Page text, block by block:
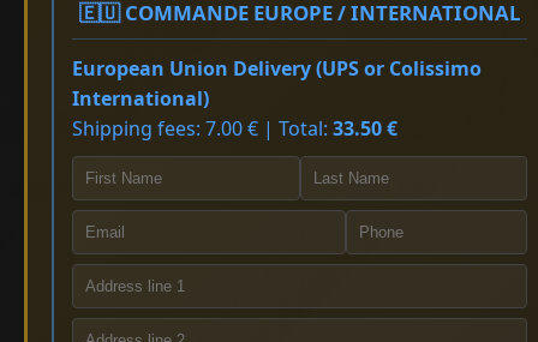
🇪🇺 COMMANDE EUROPE / INTERNATIONAL
European Union Delivery (UPS or Colissimo
International)
Shipping fees: 7.00 € | Total: 33.50 €